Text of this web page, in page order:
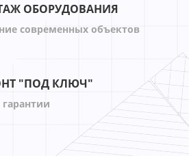
ОБОРУДОВАНИЯ
современных объектов
"ПОД КЛЮЧ"
гарантии